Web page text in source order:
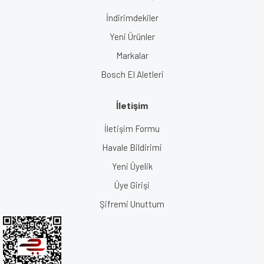
İndirimdekiler
Yeni Ürünler
Markalar
Bosch El Aletleri
İletişim
İletişim Formu
Havale Bildirimi
Yeni Üyelik
Üye Girişi
Şifremi Unuttum